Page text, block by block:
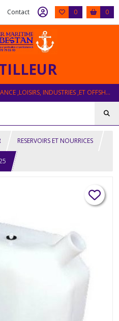
Contact 0 0
EQUIPEMENT BATEAU , PÊCHE , PLAISANCE ,LOISIRS, INDUSTRIES ,ET OFFSHORE
RESERVOIRS ET NOURRICES